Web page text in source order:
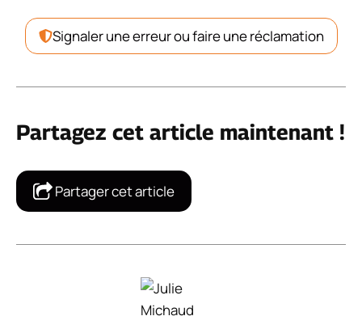
Signaler une erreur ou faire une réclamation
Partagez cet article maintenant !
Partager cet article